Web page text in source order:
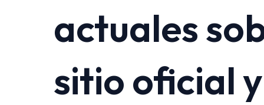
actuales
sitio oficial